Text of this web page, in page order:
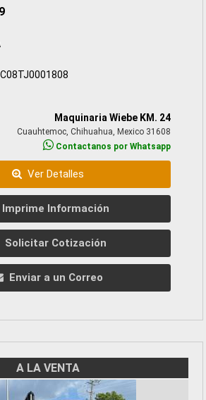
Maquinaria Wiebe KM. 24
Cuauhtemoc, Chihuahua, Mexico 31608
Contactanos por Whatsapp
Ver Detalles
Imprime Información
Solicitar Cotización
Enviar a un Correo
A LA VENTA